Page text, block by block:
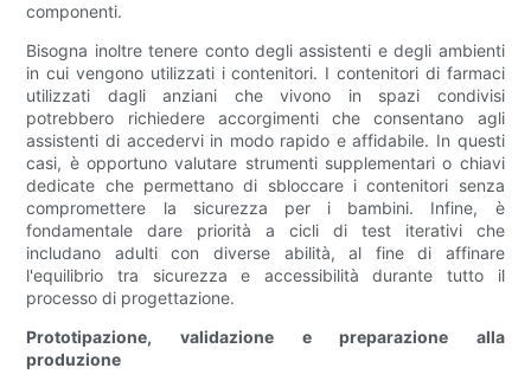
componenti.
Bisogna inoltre tenere conto degli assistenti e degli ambienti
in cui vengono utilizzati i contenitori. I contenitori di farmaci
utilizzati dagli anziani che vivono in spazi condivisi
potrebbero richiedere accorgimenti che consentano agli
assistenti di accedervi in ​​modo rapido e affidabile. In questi
casi, è opportuno valutare strumenti supplementari o chiavi
dedicate che permettano di sbloccare i contenitori senza
compromettere la sicurezza per i bambini. Infine, è
fondamentale dare priorità a cicli di test iterativi che
includano adulti con diverse abilità, al fine di affinare
l'equilibrio tra sicurezza e accessibilità durante tutto il
processo di progettazione.
Prototipazione, validazione e preparazione alla
produzione